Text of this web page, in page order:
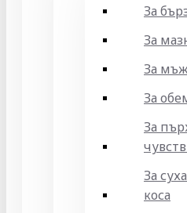
За
За
За
За
За
За
коса